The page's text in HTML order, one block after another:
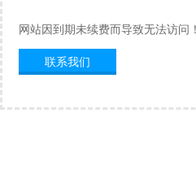
网站因到期未续费而导致无法访问！
联系我们